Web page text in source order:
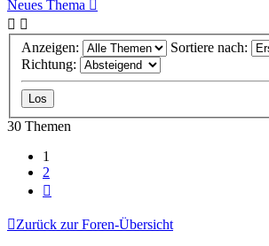
Neues Thema
Anzeigen:
Sortiere nach:
Richtung:
30 Themen
1
2
Zurück zur Foren-Übersicht